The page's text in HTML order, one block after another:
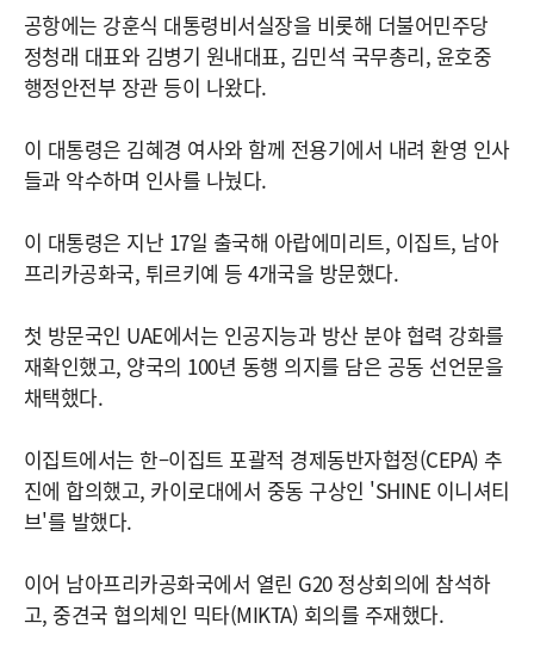
공항에는 강훈식 대통령비서실장을 비롯해 더불어민주당
정청래 대표와 김병기 원내대표, 김민석 국무총리, 윤호중
행정안전부 장관 등이 나왔다.
이 대통령은 김혜경 여사와 함께 전용기에서 내려 환영 인사
들과 악수하며 인사를 나눴다.
이 대통령은 지난 17일 출국해 아랍에미리트, 이집트, 남아
프리카공화국, 튀르키예 등 4개국을 방문했다.
첫 방문국인 UAE에서는 인공지능과 방산 분야 협력 강화를
재확인했고, 양국의 100년 동행 의지를 담은 공동 선언문을
채택했다.
이집트에서는 한–이집트 포괄적 경제동반자협정(CEPA) 추
진에 합의했고, 카이로대에서 중동 구상인 'SHINE 이니셔티
브'를 발했다.
이어 남아프리카공화국에서 열린 G20 정상회의에 참석하
고, 중견국 협의체인 믹타(MIKTA) 회의를 주재했다.